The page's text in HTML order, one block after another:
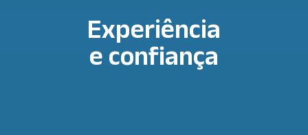
Experiência
e confiança